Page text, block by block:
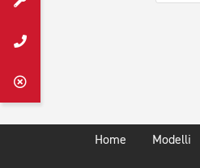
Home Modelli